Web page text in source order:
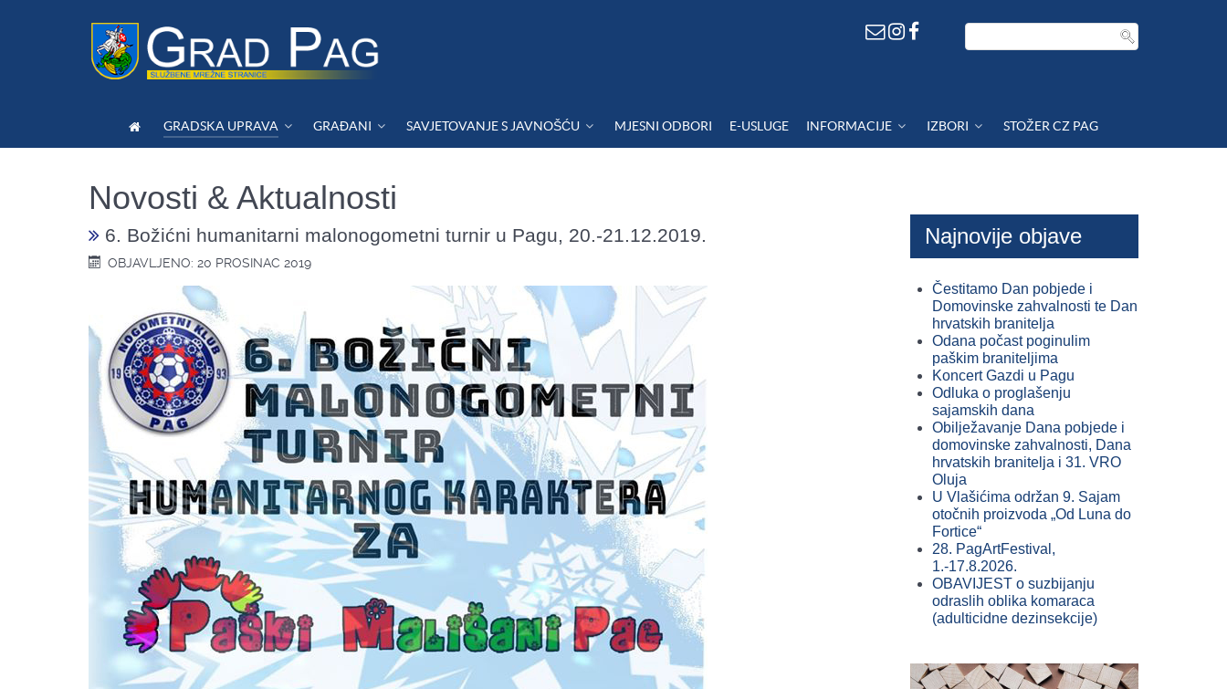
GRADSKA UPRAVA GRAĐANI SAVJETOVANJE S JAVNOŠĆU MJESNI ODBORI E-USLUGE INFORMACIJE IZBORI STOŽER CZ PAG
Novosti & Aktualnosti
6. Božićni humanitarni malonogometni turnir u Pagu, 20.-21.12.2019.
OBJAVLJENO: 20 PROSINAC 2019
Najnovije objave
Čestitamo Dan pobjede i
Domovinske zahvalnosti te Dan
hrvatskih branitelja
Odana počast poginulim
paškim braniteljima
Koncert Gazdi u Pagu
Odluka o proglašenju
sajamskih dana
Obilježavanje Dana pobjede i
domovinske zahvalnosti, Dana
hrvatskih branitelja i 31. VRO
Oluja
U Vlašićima održan 9. Sajam
otočnih proizvoda „Od Luna do
Fortice“
28. PagArtFestival,
1.-17.8.2026.
OBAVIJEST o suzbijanju
odraslih oblika komaraca
(adulticidne dezinsekcije)